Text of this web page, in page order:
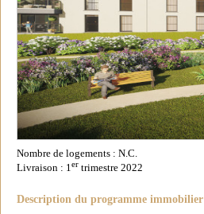
Nombre de logements : N.C.
Livraison : 1er trimestre 2022
Description du programme immobilier